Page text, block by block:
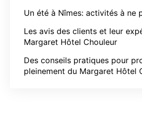
Un été à Nîmes: activités à ne
Les avis des clients et leur
Margaret Hôtel Chouleur
Des conseils pratiques pour
pleinement du Margaret Hôtel